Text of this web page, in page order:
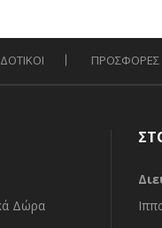
ΠΡΟΣΦΟΡΕΣ
Δώρα